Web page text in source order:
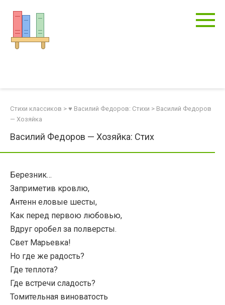
контенту
Стихи классиков > ♥ Василий Федоров: Стихи > Василий Федоров
— Хозяйка
Василий Федоров — Хозяйка: Стих
Березник…
Заприметив кровлю,
Антенн еловые шесты,
Как перед первою любовью,
Вдруг оробел за полверсты.
Свет Марьевка!
Но где же радость?
Где теплота?
Где встречи сладость?
Томительная виноватость